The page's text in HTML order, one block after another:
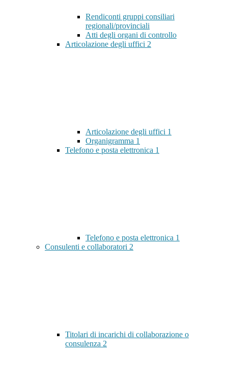
Rendiconti gruppi consiliari
regionali/provinciali
Atti degli organi di controllo
Articolazione degli uffici 2
Articolazione degli uffici 1
Organigramma 1
Telefono e posta elettronica 1
Telefono e posta elettronica 1
Consulenti e collaboratori 2
Titolari di incarichi di collaborazione o
consulenza 2